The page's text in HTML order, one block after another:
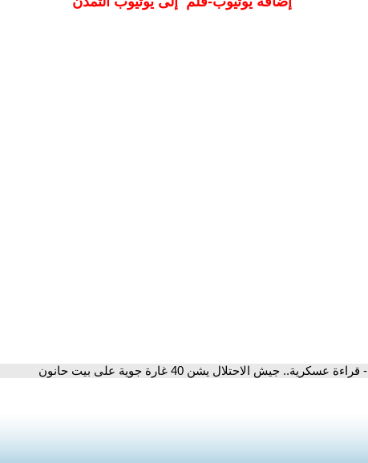
- قراءة عسكرية.. جيش الاحتلال يشن 40 غارة جوية على بيت حانون